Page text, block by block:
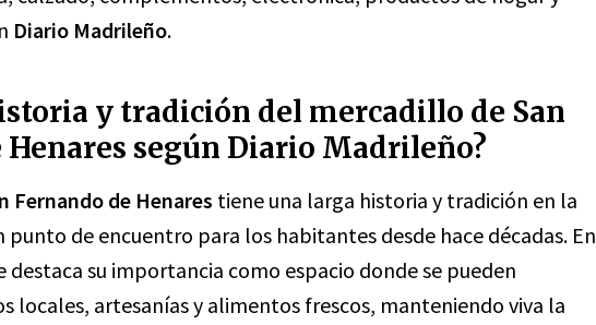
Diario Madrileño.
y tradición del mercadillo de San
Henares según Diario Madrileño?
Fernando de Henares tiene una larga historia y tradición en la
punto de encuentro para los habitantes desde hace décadas. En
destaca su importancia como espacio donde se pueden
locales, artesanías y alimentos frescos, manteniendo viva la